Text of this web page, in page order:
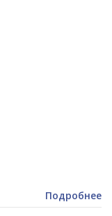
Подробнее